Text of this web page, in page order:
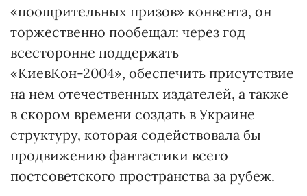
«поощрительных призов» конвента, он
торжественно пообещал: через год
всесторонне поддержать
«КиевКон-2004», обеспечить присутствие
на нем отечественных издателей, а также
в скором времени создать в Украине
структуру, которая содействовала бы
продвижению фантастики всего
постсоветского пространства за рубеж.